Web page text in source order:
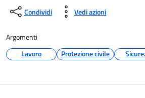
Condividi Vedi azioni
Argomenti
Lavoro
Protezione civile